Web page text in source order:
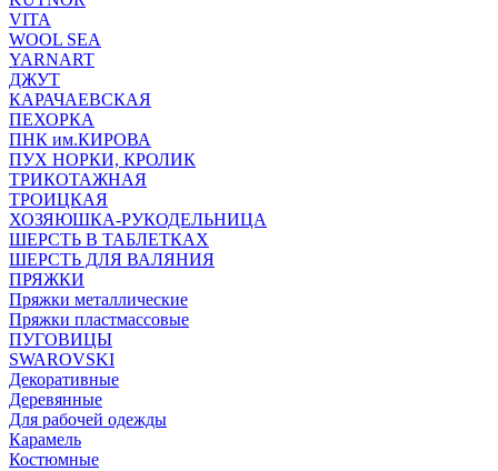
VITA
WOOL SEA
YARNART
ДЖУТ
КАРАЧАЕВСКАЯ
ПЕХОРКА
ПНК им.КИРОВА
ПУХ НОРКИ, КРОЛИК
ТРИКОТАЖНАЯ
ТРОИЦКАЯ
ХОЗЯЮШКА-РУКОДЕЛЬНИЦА
ШЕРСТЬ В ТАБЛЕТКАХ
ШЕРСТЬ ДЛЯ ВАЛЯНИЯ
ПРЯЖКИ
Пряжки металлические
Пряжки пластмассовые
ПУГОВИЦЫ
SWAROVSKI
Декоративные
Деревянные
Для рабочей одежды
Карамель
Костюмные